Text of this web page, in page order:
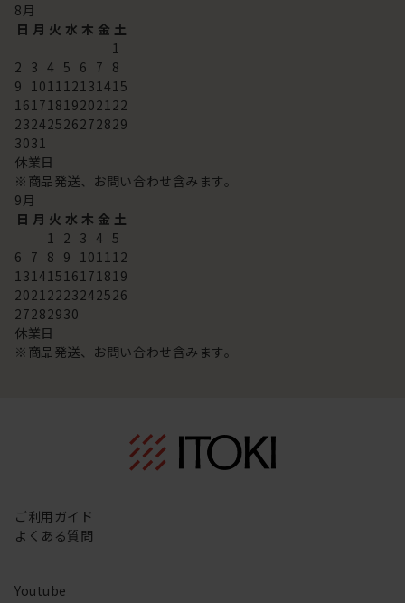
8月
日 月 火 水 木 金 土
1
2 3 4 5 6 7 8
9 101112131415
16171819202122
23242526272829
3031
休業日
※商品発送、お問い合わせ含みます。
9月
日 月 火 水 木 金 土
1 2 3 4 5
6 7 8 9 101112
13141516171819
20212223242526
27282930
休業日
※商品発送、お問い合わせ含みます。
ご利用ガイド
よくある質問
Youtube